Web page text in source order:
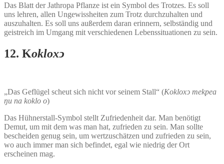
Das Blatt der Jathropa Pflanze ist ein Symbol des Trotzes. Es soll
uns lehren, allen Ungewissheiten zum Trotz durchzuhalten und
auszuhalten. Es soll uns außerdem daran erinnern, selbständig und
geistreich im Umgang mit verschiedenen Lebenssituationen zu sein.
12. Kokloxͻ
„Das Geflügel scheut sich nicht vor seinem Stall“ (Kokloxͻ mekpea
ŋu na koklo o)
Das Hühnerstall-Symbol stellt Zufriedenheit dar. Man benötigt
Demut, um mit dem was man hat, zufrieden zu sein. Man sollte
bescheiden genug sein, um wertzuschätzen und zufrieden zu sein,
wo auch immer man sich befindet, egal wie niedrig der Ort
erscheinen mag.